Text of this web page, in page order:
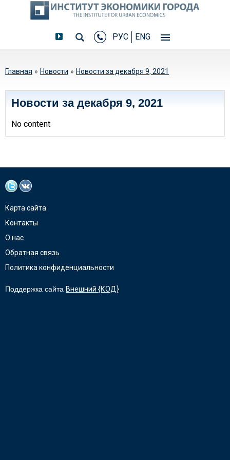
РУС ENG
Вы здесь
Главная » Новости » Новости за декабря 9, 2021
Новости за декабря 9, 2021
No content
Карта сайта
Контакты
О нас
Обратная связь
Политика конфиденциальности
Поддержка сайта Внешний {КОД}